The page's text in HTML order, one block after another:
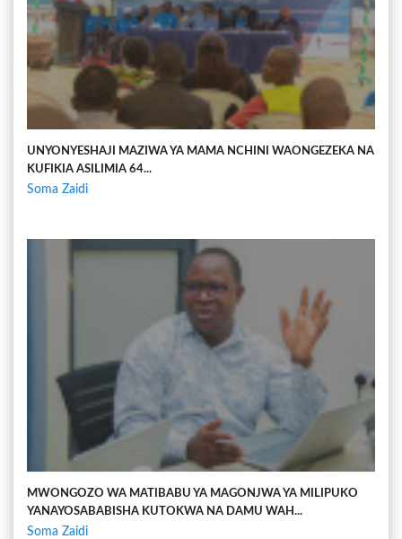
UNYONYESHAJI MAZIWA YA MAMA NCHINI WAONGEZEKA NA
KUFIKIA ASILIMIA 64...
Soma Zaidi
MWONGOZO WA MATIBABU YA MAGONJWA YA MILIPUKO
YANAYOSABABISHA KUTOKWA NA DAMU WAH...
Soma Zaidi